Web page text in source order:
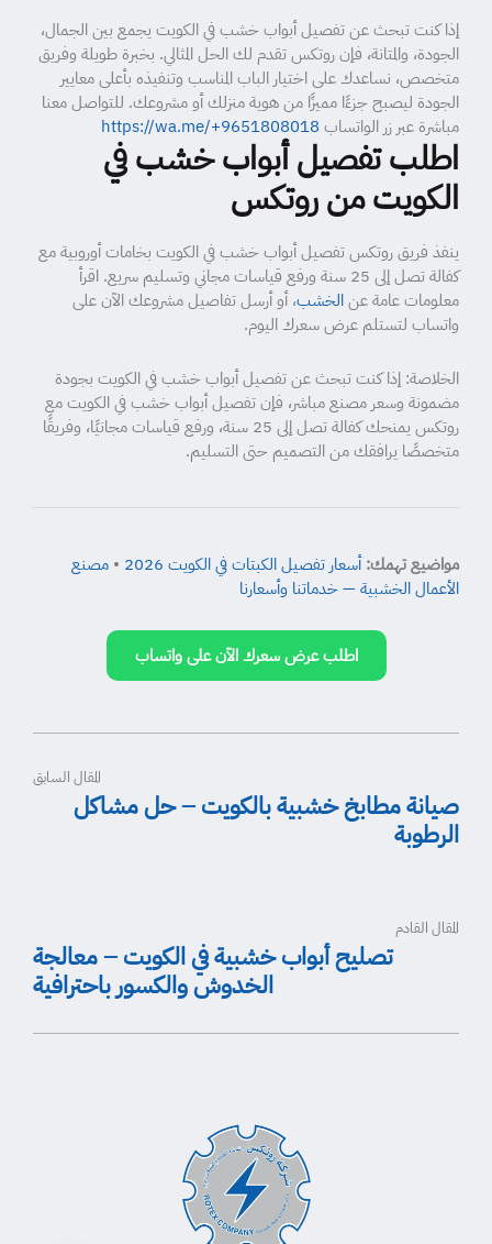
إذا كنت تبحث عن تفصيل أبواب خشب في الكويت يجمع بين الجمال،
الجودة، والمتانة، فإن روتكس تقدم لك الحل المثالي. بخبرة طويلة وفريق
متخصص، نساعدك على اختيار الباب المناسب وتنفيذه بأعلى معايير
الجودة ليصبح جزءًا مميزًا من هوية منزلك أو مشروعك. للتواصل معنا
مباشرة عبر زر الواتساب https://wa.me/+9651808018
اطلب تفصيل أبواب خشب في
الكويت من روتكس
ينفذ فريق روتكس تفصيل أبواب خشب في الكويت بخامات أوروبية مع
كفالة تصل إلى 25 سنة ورفع قياسات مجاني وتسليم سريع. اقرأ
معلومات عامة عنالخشب، أو أرسل تفاصيل مشروعك الآن على
واتساب لتستلم عرض سعرك اليوم.
الخلاصة: إذا كنت تبحث عن تفصيل أبواب خشب في الكويت بجودة
مضمونة وسعر مصنع مباشر، فإن تفصيل أبواب خشب في الكويت مع
روتكس يمنحك كفالة تصل إلى 25 سنة، ورفع قياسات مجانيًا، وفريقًا
متخصصًا يرافقك من التصميم حتى التسليم.
مواضيع تهمك: أسعار تفصيل الكبتات في الكويت 2026 • مصنع
الأعمال الخشبية — خدماتنا وأسعارنا
اطلب عرض سعرك الآن على واتساب
المقال السابق
صيانة مطابخ خشبية بالكويت – حل مشاكل
الرطوبة
المقال القادم
تصليح أبواب خشبية في الكويت – معالجة
الخدوش والكسور باحترافية